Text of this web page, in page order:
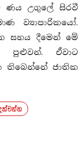
ණය උගුලේ සිරවී
ව්‍යාපාරිකයෝ.
සහය දීමෙන් මේ
ඒවාට
තිබෙන්නේ ජාතික